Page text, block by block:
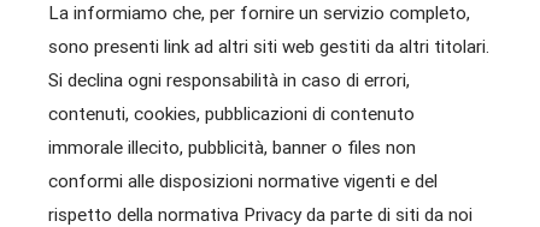
La informiamo che, per fornire un servizio completo,
sono presenti link ad altri siti web gestiti da altri titolari.
Si declina ogni responsabilità in caso di errori,
contenuti, cookies, pubblicazioni di contenuto
immorale illecito, pubblicità, banner o files non
conformi alle disposizioni normative vigenti e del
rispetto della normativa Privacy da parte di siti da noi